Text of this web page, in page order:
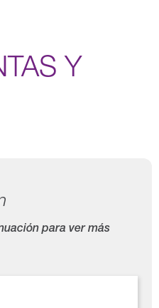
Y
para ver más